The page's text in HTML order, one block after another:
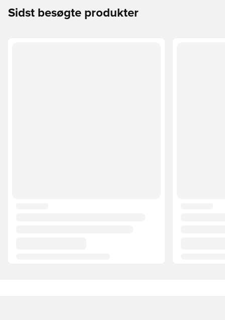
Sidst besøgte produkter